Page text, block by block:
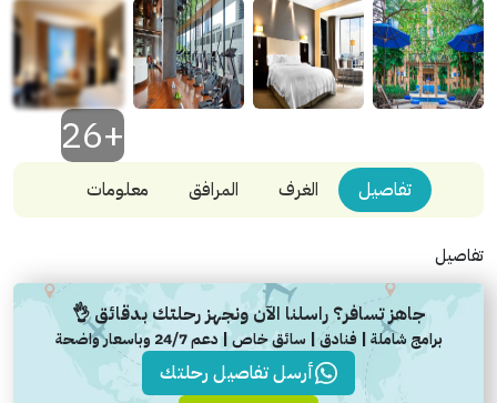
+26
تفاصيل الغرف المرافق معلومات
تفاصيل
جاهز تسافر؟ راسلنا الآن ونجهز رحلتك بدقائق 👌
برامج شاملة | فنادق | سائق خاص | دعم 24/7 وباسعار واضحة
أرسل تفاصيل رحلتك